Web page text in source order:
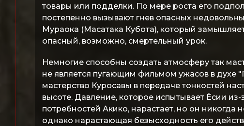
товары или подделки. По мере роста его
постепенно вызывают гнев опасных
Мураока (Масатака Кубота), который
опасный, возможно, смертельный урок.
Немногие способны создать атмосферу так
не является пугающим фильмом ужасов в духе
мастерство Куросавы в передаче тонкостей
высоте. Давление, которое испытывает Ёсии
потребностей Акико, нарастает, но он никогда
однако нарастающая безысходность его